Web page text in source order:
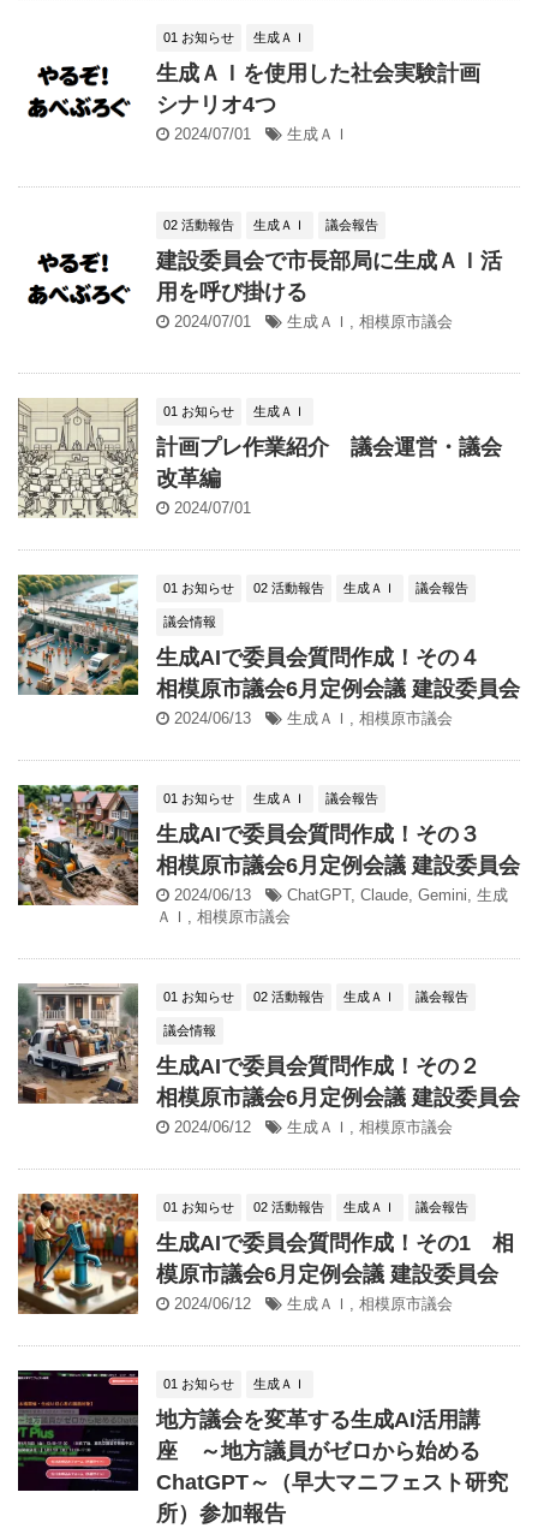
01 お知らせ 生成ＡＩ
生成ＡＩを使用した社会実験計画
シナリオ4つ
2024/07/01 生成ＡＩ
02 活動報告 生成ＡＩ 議会報告
建設委員会で市長部局に生成ＡＩ活
用を呼び掛ける
2024/07/01 生成ＡＩ 相模原市議会
01 お知らせ 生成ＡＩ
計画プレ作業紹介 議会運営・議会
改革編
2024/07/01
01 お知らせ 02 活動報告 生成ＡＩ 議会報告
議会情報
生成AIで委員会質問作成！その４
相模原市議会6月定例会議 建設委員会
2024/06/13 生成ＡＩ , 相模原市議会
01 お知らせ 生成ＡＩ 議会報告
生成AIで委員会質問作成！その３
相模原市議会6月定例会議 建設委員会
2024/06/13 ChatGPT, Claude, Gemini, 生成
ＡＩ , 相模原市議会
01 お知らせ 02 活動報告 生成ＡＩ 議会報告
議会情報
生成AIで委員会質問作成！その２
相模原市議会6月定例会議 建設委員会
2024/06/12 生成ＡＩ , 相模原市議会
01 お知らせ 02 活動報告 生成ＡＩ 議会報告
生成AIで委員会質問作成！その1 相
模原市議会6月定例会議 建設委員会
2024/06/12 生成ＡＩ , 相模原市議会
01 お知らせ 生成ＡＩ
地方議会を変革する生成AI活用講
座 ～地方議員がゼロから始める
ChatGPT～（早大マニフェスト研究
所）参加報告